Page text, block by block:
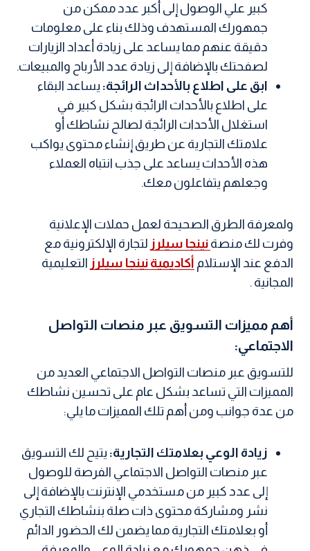
كبير علي الوصول إلى أكبر عدد ممكن من
جمهورك المستهدف وذلك بناء على معلومات
دقيقة عنهم مما يساعد على زيادة أعداد الزيارات
لصفحتك بالإضافة إلى زيادة عدد الأرباح والمبيعات.
ابق على اطلاع بالأحداث الرائجة: يساعد البقاء
على اطلاع بالأحداث الرائجة بشكل كبير في
استغلال الأحداث الرائجة لصالح نشاطك أو
علامتك التجارية عن طريق إنشاء محتوى يواكب
هذه الأحداث يساعد على جذب انتباه العملاء
وجعلهم يتفاعلون معك.
ولمعرفة الطرق الصحيحة لعمل حملات الإعلانية
وفرت لك منصةنينجا سيلرز لتجارة الإلكترونية مع
الدفع عند الإستلام أكاديمية نينجا سيلرز التعليمية
المجانية .
أهم مميزات التسويق عبر منصات التواصل
الاجتماعي:
للتسويق عبر منصات التواصل الاجتماعي العديد من
المميزات التي تساعد بشكل عام على تحسين نشاطك
من عدة جوانب ومن أهم تلك المميزات ما يلي:
زيادة الوعي بعلامتك التجارية: يتيح لك التسويق
عبر منصات التواصل الاجتماعي الفرصة للوصول
إلى عدد كبير من مستخدمي الإنترنت بالإضافة إلى
نشر ومشاركة محتوى ذات صلة بنشاطك التجاري
أو بعلامتك التجارية مما يضمن لك الحضور الدائم